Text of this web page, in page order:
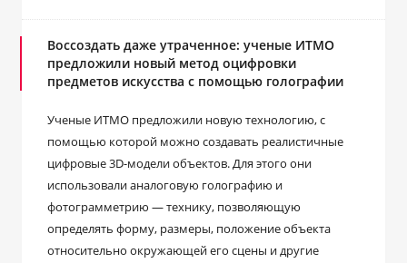
Воссоздать даже утраченное: ученые ИТМО
предложили новый метод оцифровки
предметов искусства с помощью голографии
Ученые ИТМО предложили новую технологию, с
помощью которой можно создавать реалистичные
цифровые 3D-модели объектов. Для этого они
использовали аналоговую голографию и
фотограмметрию ― технику, позволяющую
определять форму, размеры, положение объекта
относительно окружающей его сцены и другие